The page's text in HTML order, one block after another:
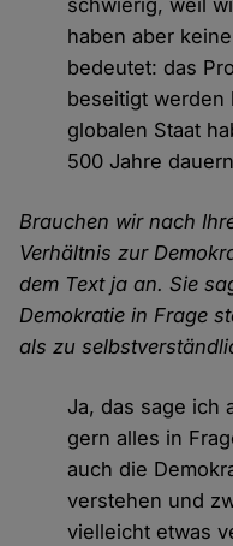
schwierig, weil
haben aber
bedeutet: das
beseitigt werden
globalen Staat
500 Jahre
Brauchen wir nach
Verhältnis zur
dem Text ja an. Sie
Demokratie in Frage
als zu
Ja, das sage ich
gern alles in
auch die
verstehen und
vielleicht etwas